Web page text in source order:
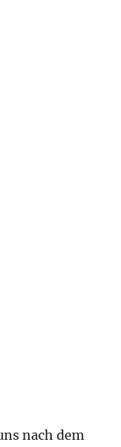
nach dem